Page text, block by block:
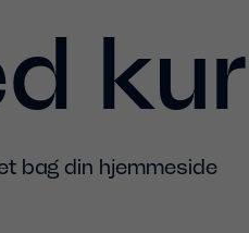
bag din hjemmeside